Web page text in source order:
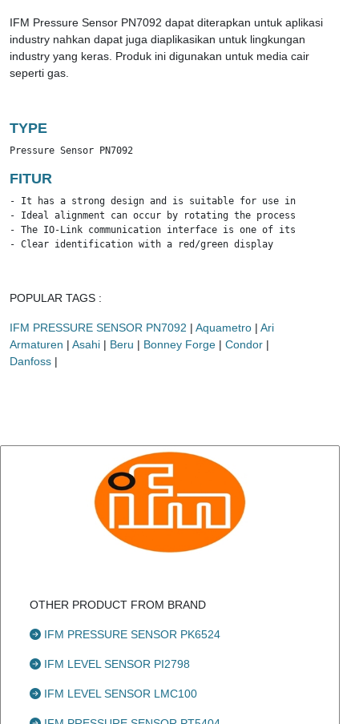
IFM Pressure Sensor PN7092 dapat diterapkan untuk aplikasi
industry nahkan dapat juga diaplikasikan untuk lingkungan
industry yang keras. Produk ini digunakan untuk media cair
seperti gas.
TYPE
Pressure Sensor PN7092
FITUR
- It has a strong design and is suitable for use in a hard
- Ideal alignment can occur by rotating the process connection
- The IO-Link communication interface is one of its output
- Clear identification with a red/green display
POPULAR TAGS :
IFM PRESSURE SENSOR PN7092 | Aquametro | Ari
Armaturen | Asahi | Beru | Bonney Forge | Condor |
Danfoss |
OTHER PRODUCT FROM BRAND
IFM PRESSURE SENSOR PK6524
IFM LEVEL SENSOR PI2798
IFM LEVEL SENSOR LMC100